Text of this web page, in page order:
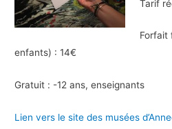
Tarif
Forfait
enfants) : 14€
Gratuit : -12 ans, enseignants
Lien vers le site des musées